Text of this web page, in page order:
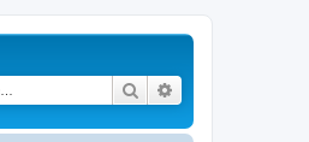
Rechercher